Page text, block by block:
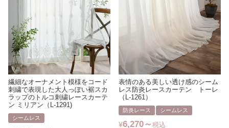
繊細なオーナメント模様をコード
刺繍で表現した大人っぽい裾スカ
ラップのトルコ刺繍レースカーテ
ン ミリアン（L-1291)
シームレス
表情のある美しい透け感のシーム
レス防炎レースカーテン トーレ
（L-1261）
防炎レース シームレス
¥6,270 税込